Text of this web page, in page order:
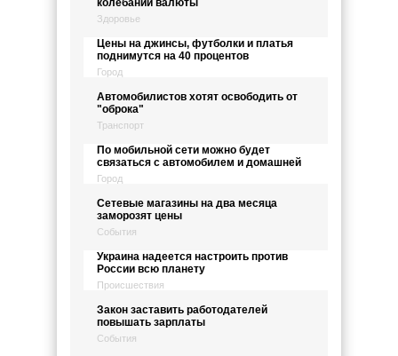
колебаний валюты
Здоровье
Цены на джинсы, футболки и платья
поднимутся на 40 процентов
Город
Автомобилистов хотят освободить от
"оброка"
Транспорт
По мобильной сети можно будет
связаться с автомобилем и домашней
Город
Сетевые магазины на два месяца
заморозят цены
События
Украина надеется настроить против
России всю планету
Происшествия
Закон заставить работодателей
повышать зарплаты
События